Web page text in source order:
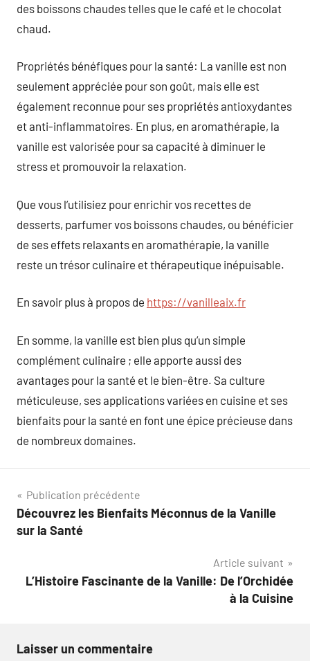
des boissons chaudes telles que le café et le chocolat
chaud.
Propriétés bénéfiques pour la santé: La vanille est non
seulement appréciée pour son goût, mais elle est
également reconnue pour ses propriétés antioxydantes
et anti-inflammatoires. En plus, en aromathérapie, la
vanille est valorisée pour sa capacité à diminuer le
stress et promouvoir la relaxation.
Que vous l’utilisiez pour enrichir vos recettes de
desserts, parfumer vos boissons chaudes, ou bénéficier
de ses effets relaxants en aromathérapie, la vanille
reste un trésor culinaire et thérapeutique inépuisable.
En savoir plus à propos de https://vanilleaix.fr
En somme, la vanille est bien plus qu’un simple
complément culinaire ; elle apporte aussi des
avantages pour la santé et le bien-être. Sa culture
méticuleuse, ses applications variées en cuisine et ses
bienfaits pour la santé en font une épice précieuse dans
de nombreux domaines.
Navigation
de
Publication précédente
Découvrez les Bienfaits Méconnus de la Vanille
sur la Santé
Article suivant
L’Histoire Fascinante de la Vanille: De l’Orchidée
à la Cuisine
Laisser un commentaire